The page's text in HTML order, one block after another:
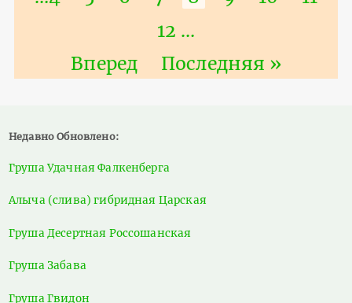
Страница
12 …
Следующая
Вперед
Последняя
Последняя »
Недавно Обновлено:
Груша Удачная Фалкенберга
Алыча (слива) гибридная Царская
Груша Десертная Россошанская
Груша Забава
Груша Гвидон